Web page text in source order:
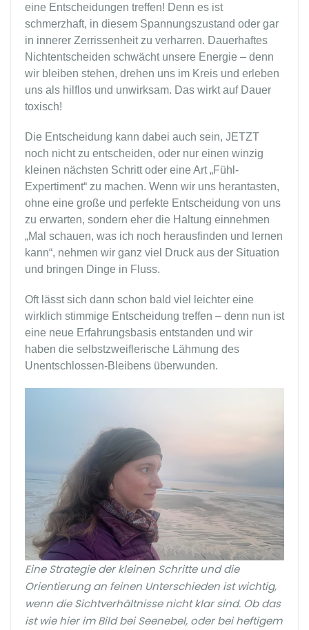
eine Entscheidungen treffen! Denn es ist
schmerzhaft, in diesem Spannungszustand oder gar
in innerer Zerrissenheit zu verharren. Dauerhaftes
Nichtentscheiden schwächt unsere Energie – denn
wir bleiben stehen, drehen uns im Kreis und erleben
uns als hilflos und unwirksam. Das wirkt auf Dauer
toxisch!
Die Entscheidung kann dabei auch sein, JETZT
noch nicht zu entscheiden, oder nur einen winzig
kleinen nächsten Schritt oder eine Art „Fühl-
Expertiment“ zu machen. Wenn wir uns herantasten,
ohne eine große und perfekte Entscheidung von uns
zu erwarten, sondern eher die Haltung einnehmen
„Mal schauen, was ich noch herausfinden und lernen
kann“, nehmen wir ganz viel Druck aus der Situation
und bringen Dinge in Fluss.
Oft lässt sich dann schon bald viel leichter eine
wirklich stimmige Entscheidung treffen – denn nun ist
eine neue Erfahrungsbasis entstanden und wir
haben die selbstzweiflerische Lähmung des
Unentschlossen-Bleibens überwunden.
Eine Strategie der kleinen Schritte und die
Orientierung an feinen Unterschieden ist wichtig,
wenn die Sichtverhältnisse nicht klar sind. Ob das
ist wie hier im Bild bei Seenebel, oder bei heftigem